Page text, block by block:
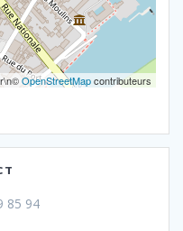
OpenStreetMapcontributeurs
85 94